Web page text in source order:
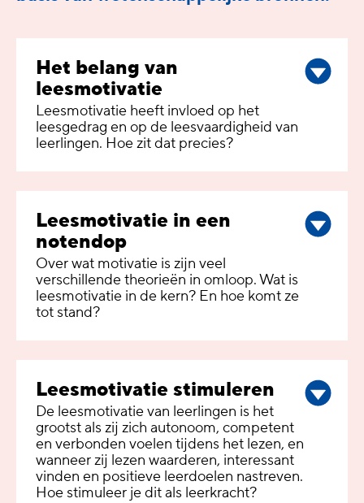
Het belang van
leesmotivatie
Leesmotivatie heeft invloed op het
leesgedrag en op de leesvaardigheid van
leerlingen. Hoe zit dat precies?
Leesmotivatie in een
notendop
Over wat motivatie is zijn veel
verschillende theorieën in omloop. Wat is
leesmotivatie in de kern? En hoe komt ze
tot stand?
Leesmotivatie stimuleren
De leesmotivatie van leerlingen is het
grootst als zij zich autonoom, competent
en verbonden voelen tijdens het lezen, en
wanneer zij lezen waarderen, interessant
vinden en positieve leerdoelen nastreven.
Hoe stimuleer je dit als leerkracht?